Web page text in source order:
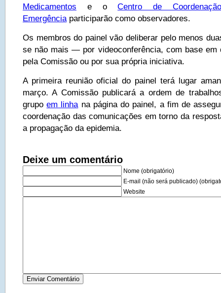
Medicamentos e oCentro de
Emergência participarão como observadores.
Os membros do painel vão deliberar pelo menos
se não mais — por videoconferência, com base em
pela Comissão ou por sua própria iniciativa.
A primeira reunião oficial do painel terá lugar
março. A Comissão publicará a ordem de
grupoem linhana página do painel, a fim de
coordenação das comunicações em torno da
a propagação da epidemia.
Deixe um comentário
Nome (obrigatório)
E-mail (não será publicado)
Website